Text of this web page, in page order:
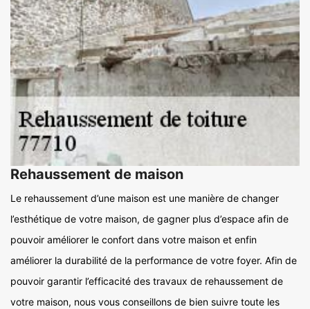
Rehaussement de maison
Le rehaussement d’une maison est une manière de changer
l’esthétique de votre maison, de gagner plus d’espace afin de
pouvoir améliorer le confort dans votre maison et enfin
améliorer la durabilité de la performance de votre foyer. Afin de
pouvoir garantir l’efficacité des travaux de rehaussement de
votre maison, nous vous conseillons de bien suivre toute les